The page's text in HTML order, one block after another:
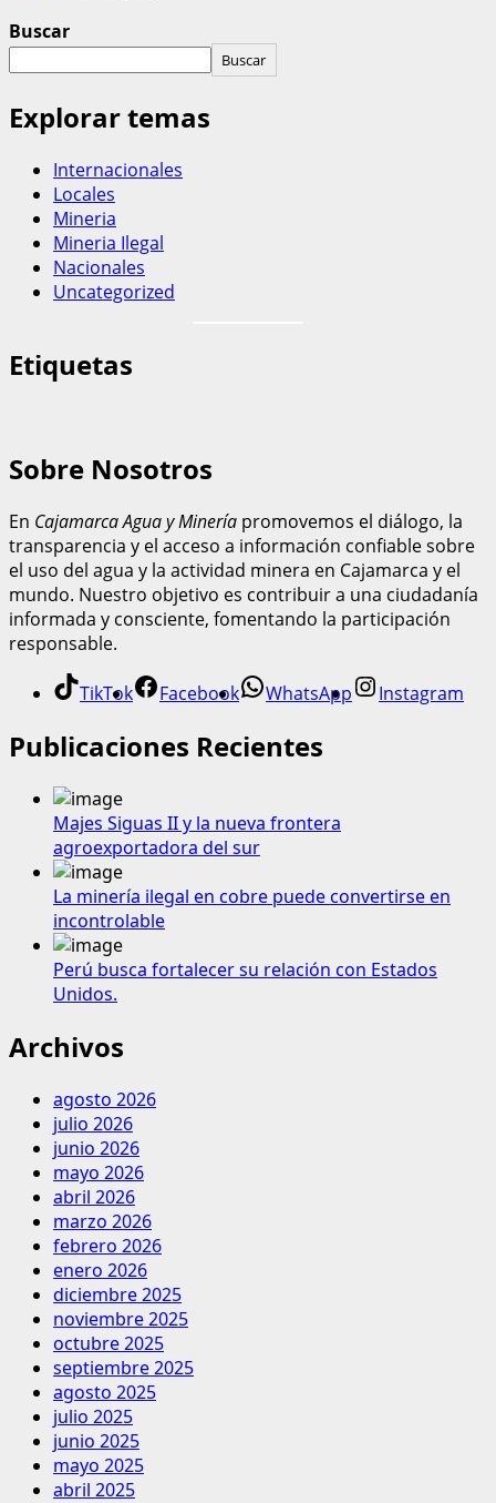
Buscar
Buscar
Explorar temas
Internacionales
Locales
Mineria
Mineria Ilegal
Nacionales
Uncategorized
Etiquetas
Sobre Nosotros
En Cajamarca Agua y Minería promovemos el diálogo, la
transparencia y el acceso a información confiable sobre
el uso del agua y la actividad minera en Cajamarca y el
mundo. Nuestro objetivo es contribuir a una ciudadanía
informada y consciente, fomentando la participación
responsable.
TikTok Facebook WhatsApp Instagram
Publicaciones Recientes
Majes Siguas II y la nueva frontera
agroexportadora del sur
La minería ilegal en cobre puede convertirse en
incontrolable
Perú busca fortalecer su relación con Estados
Unidos.
Archivos
agosto 2026
julio 2026
junio 2026
mayo 2026
abril 2026
marzo 2026
febrero 2026
enero 2026
diciembre 2025
noviembre 2025
octubre 2025
septiembre 2025
agosto 2025
julio 2025
junio 2025
mayo 2025
abril 2025